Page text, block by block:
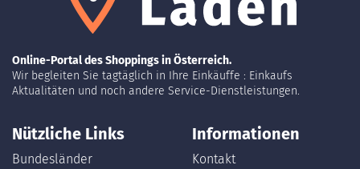
Online-Portal des Shoppings in Österreich.
Wir begleiten Sie tagtäglich in Ihre Einkäuffe : Einkaufs
Aktualitäten und noch andere Service-Dienstleistungen.
Nützliche Links
Bundesländer
Informationen
Kontakt